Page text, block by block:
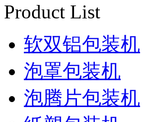
Product List
软双铝包装机
泡罩包装机
泡腾片包装机